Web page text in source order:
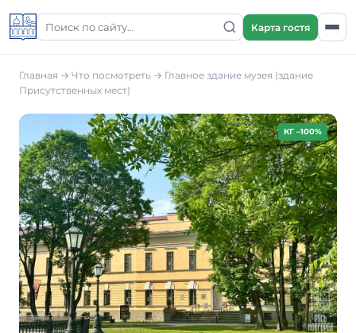
Карта гостя
Главная → Что посмотреть → Главное здание музея (здание
Присутственных мест)
КГ –100%